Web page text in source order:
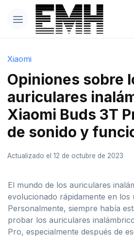
Xiaomi
Opiniones sobre
auriculares
Xiaomi Buds 3T
de sonido y
Actualizado el 12 de octubre de 2023
El mundo de los auriculares
evolucionado rápidamente en los
Personalmente, siempre había
probar los auriculares
Pro, especialmente después de